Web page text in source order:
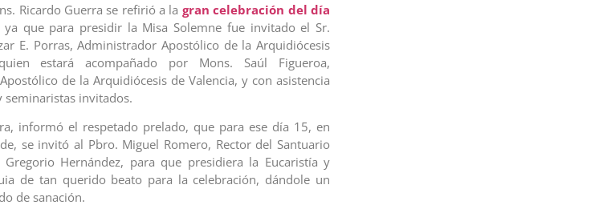
Ricardo Guerra se refirió a la gran celebración del día
ya que para presidir la Misa Solemne fue invitado el Sr.
E. Porras, Administrador Apostólico de la Arquidiócesis
estará acompañado por Mons. Saúl Figueroa,
de la Arquidiócesis de Valencia, y con asistencia
seminaristas invitados.
informó el respetado prelado, que para ese día 15, en
se invitó al Pbro. Miguel Romero, Rector del Santuario
Gregorio Hernández, para que presidiera la Eucaristía y
de tan querido beato para la celebración, dándole un
de sanación.